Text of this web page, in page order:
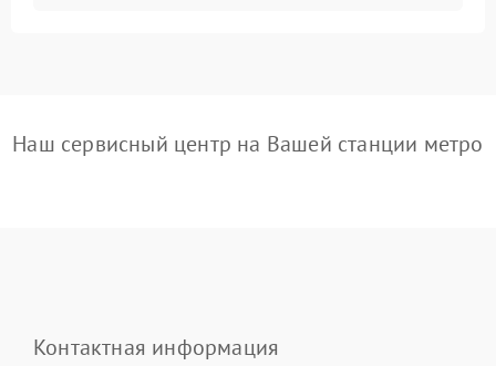
Наш сервисный центр на Вашей станции метро
Контактная информация